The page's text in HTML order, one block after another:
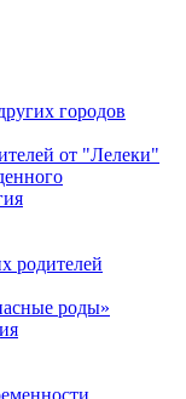
городов
от "Лелеки"
родителей
роды»